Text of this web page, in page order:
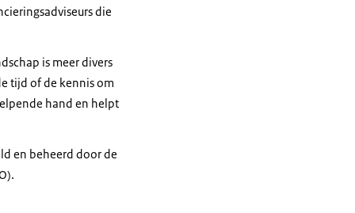
die
is meer divers
tijd of de kennis om
hand en helpt
en beheerd door de